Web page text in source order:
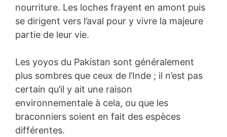
nourriture. Les loches frayent en amont puis
se dirigent vers l’aval pour y vivre la majeure
partie de leur vie.
Les yoyos du Pakistan sont généralement
plus sombres que ceux de l’Inde ; il n’est pas
certain qu’il y ait une raison
environnementale à cela, ou que les
braconniers soient en fait des espèces
différentes.